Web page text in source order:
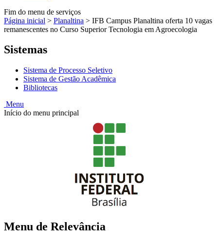
Fim do menu de serviços
Página inicial > Planaltina > IFB Campus Planaltina oferta 10 vagas
remanescentes no Curso Superior Tecnologia em Agroecologia
Sistemas
Sistema de Processo Seletivo
Sistema de Gestão Acadêmica
Bibliotecas
Menu
Início do menu principal
Menu de Relevância